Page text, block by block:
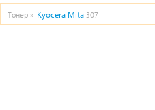
Тонер » Kyocera Mita 307